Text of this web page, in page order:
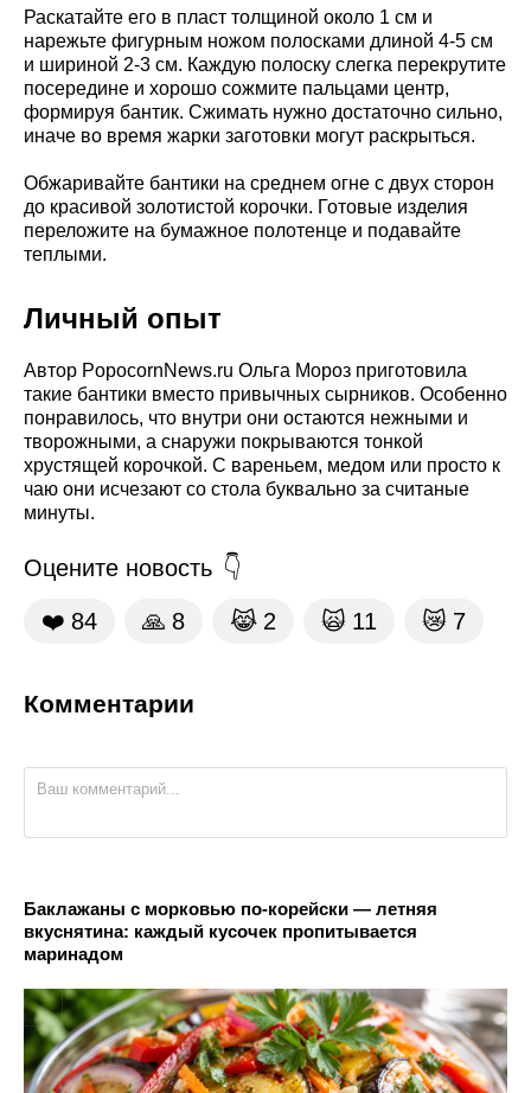
Раскатайте его в пласт толщиной около 1 см и
нарежьте фигурным ножом полосками длиной 4-5 см
и шириной 2-3 см. Каждую полоску слегка перекрутите
посередине и хорошо сожмите пальцами центр,
формируя бантик. Сжимать нужно достаточно сильно,
иначе во время жарки заготовки могут раскрыться.
Обжаривайте бантики на среднем огне с двух сторон
до красивой золотистой корочки. Готовые изделия
переложите на бумажное полотенце и подавайте
теплыми.
Личный опыт
Автор PopocornNews.ru Ольга Мороз приготовила
такие бантики вместо привычных сырников. Особенно
понравилось, что внутри они остаются нежными и
творожными, а снаружи покрываются тонкой
хрустящей корочкой. С вареньем, медом или просто к
чаю они исчезают со стола буквально за считаные
минуты.
Оцените новость
❤️ 84 🙏 8 😹 2 🙀 11 😿 7
Комментарии
Баклажаны с морковью по-корейски — летняя
вкуснятина: каждый кусочек пропитывается
маринадом